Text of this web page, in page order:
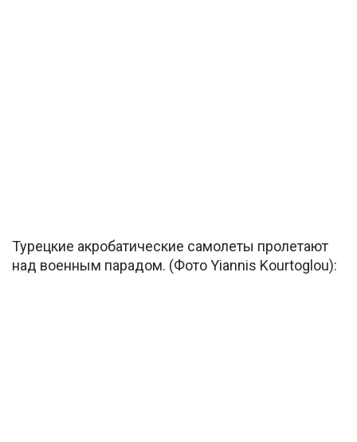
Турецкие акробатические самолеты пролетают
над военным парадом. (Фото Yiannis Kourtoglou):